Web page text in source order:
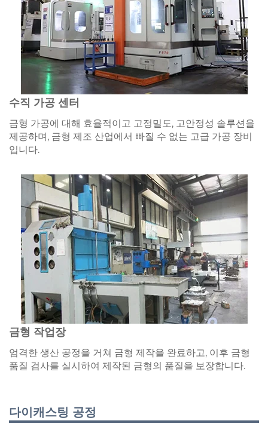
수직 가공 센터
금형 가공에 대해 효율적이고 고정밀도, 고안정성 솔루션을
제공하며, 금형 제조 산업에서 빠질 수 없는 고급 가공 장비
입니다.
금형 작업장
엄격한 생산 공정을 거쳐 금형 제작을 완료하고, 이후 금형
품질 검사를 실시하여 제작된 금형의 품질을 보장합니다.
다이캐스팅 공정